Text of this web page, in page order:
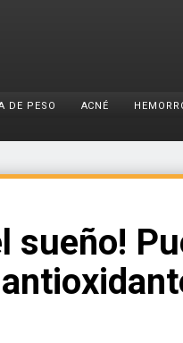
DE PESO ACNÉ
sueño!